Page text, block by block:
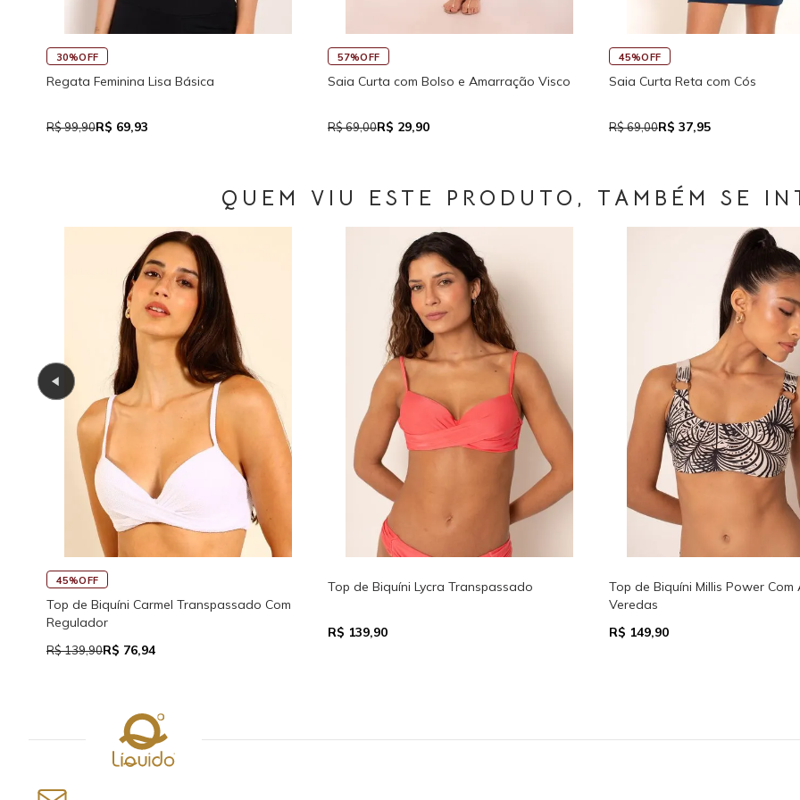
45%OFF
Saia Curta Reta com Cós
R$ 69,00R$ 37,95
30%OFF
Macaquinho Fitness New Ikat Com Abertura
R$ 159,90R$ 111,93
45%OFF
Regata Feminina de Alcinhas
R$ 71,00R$ 39,05
QUEM VIU ESTE PRODUTO, TAMBÉM SE
Lycra Transpassado
Top de Biquíni Millis Power Com Argola -
Veredas
Top De Biquíni Acqua Cortininha Boho